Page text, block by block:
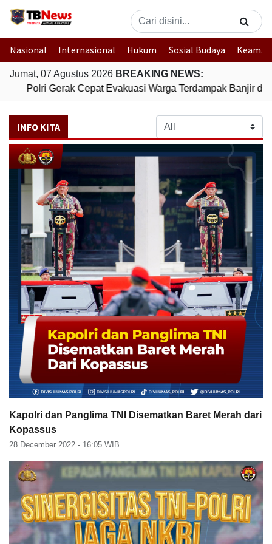
Nasional Internasional Hukum Sosial Budaya
Jumat, 07 Agustus 2026 BREAKING NEWS:
Polri Gerak Cepat Evakuasi Warga Terdampak Banjir di
INFO KITA
Kapolri dan Panglima TNI Disematkan Baret Merah dari
Kopassus
28 December 2022 - 16:05 WIB